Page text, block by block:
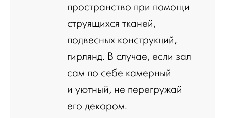
пространство при помощи
струящихся тканей,
подвесных конструкций,
гирлянд. В случае, если зал
сам по себе камерный
и уютный, не перегружай
его декором.